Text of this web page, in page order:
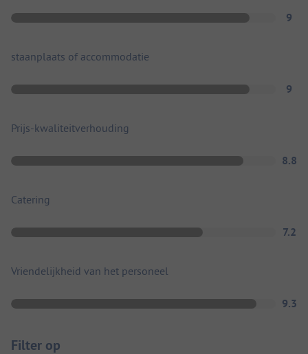
9
staanplaats of accommodatie
9
Prijs-kwaliteitverhouding
8.8
Catering
7.2
Vriendelijkheid van het personeel
9.3
Filter op